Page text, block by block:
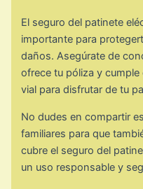
El seguro del patinete
importante para
daños. Asegúrate de
ofrece tu póliza y
vial para disfrutar de tu
No dudes en compartir
familiares para que
cubre el seguro del
un uso responsable y